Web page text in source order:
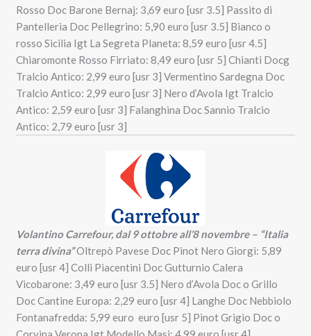
Rosso Doc Barone Bernaj: 3,69 euro [usr 3.5] Passito di
Pantelleria Doc Pellegrino: 5,90 euro [usr 3.5] Bianco o
rosso Sicilia Igt La Segreta Planeta: 8,59 euro [usr 4.5]
Chiaromonte Rosso Firriato: 8,49 euro [usr 5] Chianti Docg
Tralcio Antico: 2,99 euro [usr 3] Vermentino Sardegna Doc
Tralcio Antico: 2,99 euro [usr 3] Nero d’Avola Igt Tralcio
Antico: 2,59 euro [usr 3] Falanghina Doc Sannio Tralcio
Antico: 2,79 euro [usr 3]
Volantino Carrefour, dal 9 ottobre all’8 novembre – “Italia
terra divina”Oltrepò Pavese Doc Pinot Nero Giorgi: 5,89
euro [usr 4] Colli Piacentini Doc Gutturnio Calera
Vicobarone: 3,49 euro [usr 3.5] Nero d’Avola Doc o Grillo
Doc Cantine Europa: 2,29 euro [usr 4] Langhe Doc Nebbiolo
Fontanafredda: 5,99 euro euro [usr 5] Pinot Grigio Doc o